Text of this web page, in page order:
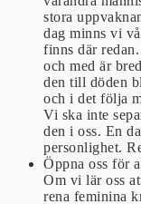
stora
dag minns vi
finns där
och med är
den till döden
och i det följa
Vi ska inte
den i oss. En
personlighet.
Öppna oss för
Om vi lär oss
rena feminina